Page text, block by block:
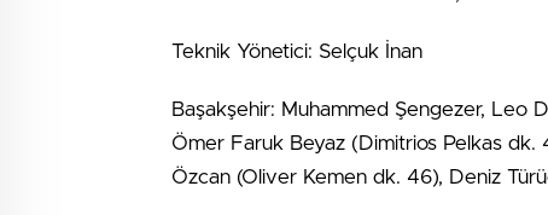
Teknik Yönetici: Selçuk İnan
Başakşehir: Muhammed Şengezer, Leo
Ömer Faruk Beyaz (Dimitrios Pelkas
Özcan (Oliver Kemen dk. 46), Deniz